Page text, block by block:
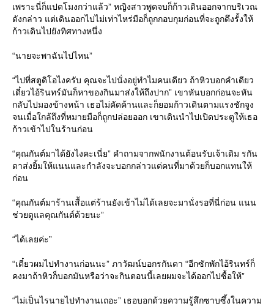
เพราะนี่ก็แปดโมงกว่าแล้ว” หญิงสาวพูดจบก็ก้าวเดินออกจากบริเวณ
ดังกล่าว แต่เดินออกไปไม่เท่าไหร่มือก็ถูกกอบกุมก่อนที่จะถูกดึงรั้งให้
ก้าวเดินไปยังทิศทางหนึ่ง
“นายจะพาฉันไปไหน”
“ไปที่สตูดิโอไงครับ คุณจะไปนั่งอยู่ทำไมคนเดียว ถ้าหิวบอกคำเดียว
เดี๋ยวไอ้รินทร์มันก็หาของกินมาส่งให้ถึงปาก” เขาหันบอกก่อนจะหัน
กลับไปมองข้างหน้า เธอไม่คัดค้านและก็ยอมก้าวเดินตามแรงชักจูง
จนเมื่อใกล้ถึงที่หมายมือก็ถูกปล่อยออก เขาเดินนำไปเปิดประตูให้เธอ
ก้าวเข้าไปในร้านก่อน
“คุณกันต์มาได้ยังไงคะเนี่ย” คำถามจากพนักงานต้อนรับเจ้าเดิม รกัน
ดาส่งยิ้มให้แนนและกำลังจะบอกกล่าวแต่คนที่มาด้วยก็บอกแทนให้
ก่อน
“คุณกันต์มาร้านเสื้อแต่ร้านยังเข้าไม่ได้เลยจะมานั่งรอที่นี่ก่อน แนน
ช่วยดูแลคุณกันต์ด้วยนะ”
“ได้เลยค่ะ”
“เดี๋ยวผมไปทำงานก่อนนะ” ภาวัฒน์บอกรกันดา “อีกซักพักไอ้รินทร์ก็
คงมาถ้าหิวก็บอกมันหรือว่าจะกินตอนนี้เลยผมจะได้ออกไปซื้อให้”
“ไม่เป็นไรนายไปทำงานเถอะ” เธอบอกด้วยความรู้สึกซาบซึ้งในความ